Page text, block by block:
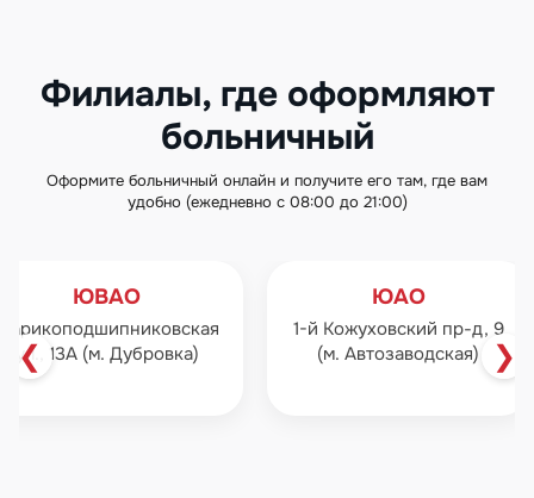
Филиалы, где оформляют
больничный
Оформите больничный онлайн и получите его там, где вам
удобно (ежедневно с 08:00 до 21:00)
❮
ЮВАО
ул., 13А (м. Дубровка)
ЮАО
1-й Кожуховский пр-д, 9
(м. Автозаводская)
❯